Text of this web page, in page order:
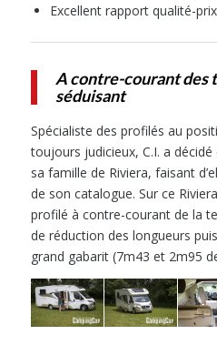
Excellent rapport qualité-prix
A contre-courant des
séduisant
Spécialiste des profilés au
toujours judicieux, C.I. a
sa famille de Riviera, faisant
de son catalogue. Sur ce
profilé à contre-courant de la
de réduction des longueurs
grand gabarit (7m43 et 2m95